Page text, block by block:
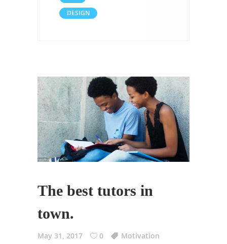
DESIGN
The best tutors in
town.
May 31, 2017 0 Motivation